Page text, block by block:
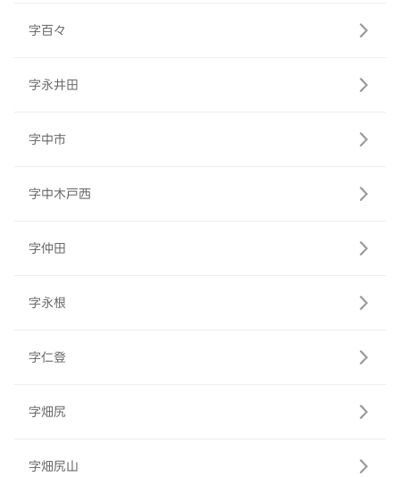
字百々
字永井田
字中市
字中木戸西
字仲田
字永根
字仁登
字畑尻
字畑尻山